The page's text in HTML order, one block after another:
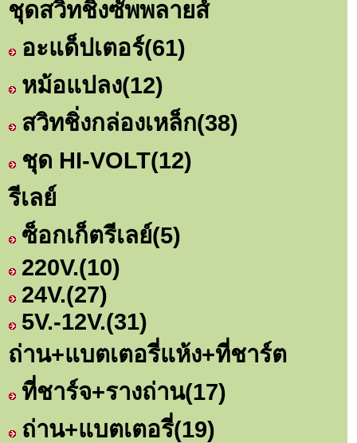
ชุดสวิทชิ่งซัพพลายส์
อะแด็ปเตอร์(61)
หม้อแปลง(12)
สวิทชิ่งกล่องเหล็ก(38)
ชุด HI-VOLT(12)
รีเลย์
ซ็อกเก็ตรีเลย์(5)
220V.(10)
24V.(27)
5V.-12V.(31)
ถ่าน+แบตเตอรี่แห้ง+ที่ชาร์ต
ที่ชาร์จ+รางถ่าน(17)
ถ่าน+แบตเตอรี่(19)